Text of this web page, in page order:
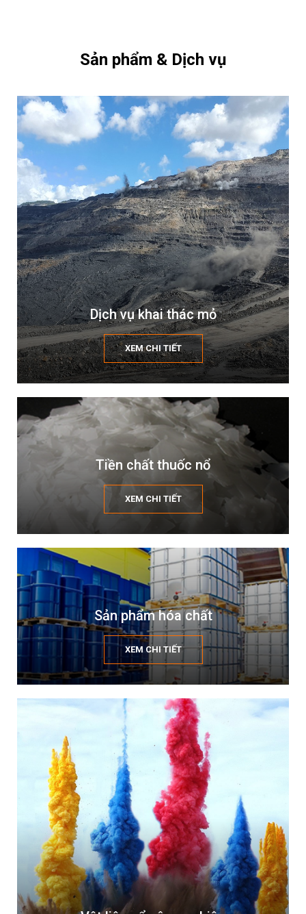
Sản phẩm & Dịch vụ
Dịch vụ khai thác mỏ
XEM CHI TIẾT
Tiền chất thuốc nổ
XEM CHI TIẾT
Sản phẩm hóa chất
XEM CHI TIẾT